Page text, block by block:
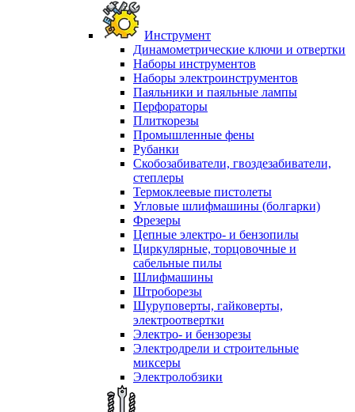
Инструмент
Динамометрические ключи и отвертки
Наборы инструментов
Наборы электроинструментов
Паяльники и паяльные лампы
Перфораторы
Плиткорезы
Промышленные фены
Рубанки
Скобозабиватели, гвоздезабиватели,
степлеры
Термоклеевые пистолеты
Угловые шлифмашины (болгарки)
Фрезеры
Цепные электро- и бензопилы
Циркулярные, торцовочные и
сабельные пилы
Шлифмашины
Штроборезы
Шуруповерты, гайковерты,
электроотвертки
Электро- и бензорезы
Электродрели и строительные
миксеры
Электролобзики